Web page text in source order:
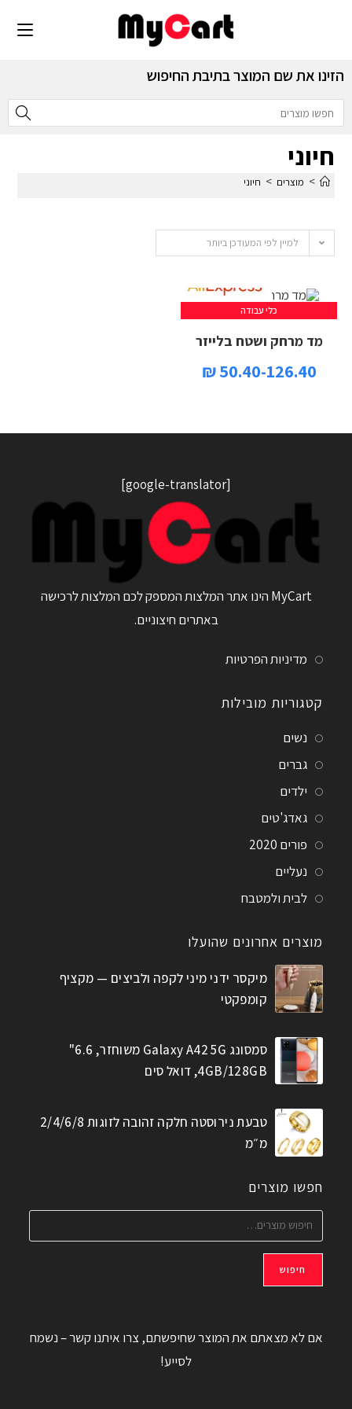
הזינו את שם המוצר בתיבת החיפוש
חיוני
> מוצרים > חיוני
למיין לפי המעודכן ביותר
כלי עבודה
מד מרחק ושטח בלייזר
50.40-126.40 ₪
[google-translator]
MyCart הינו אתר המלצות המספק לכם המלצות לרכישה
באתרים חיצוניים.
מדיניות הפרטיות
קטגוריות מובילות
נשים
גברים
ילדים
גאדג'טים
פורים 2020
נעליים
לבית ולמטבח
מוצרים אחרונים שהועלו
מיקסר ידני מיני לקפה ולביצים — מקציף
קומפקטי
סמסונג Galaxy A42 5G משוחזר, 6.6"
4GB/128GB, דואל סים
טבעת נירוסטה חלקה זהובה לזוגות 2/4/6/8
מ״מ
חפשו מוצרים
חיפוש
אם לא מצאתם את המוצר שחיפשתם, צרו איתנו קשר – נשמח
לסייע!